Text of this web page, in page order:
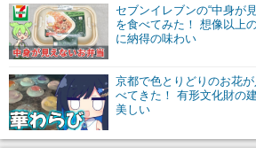
セブンイレブンの“中身が
を食べてみた！ 想像以上
に納得の味わい
京都で色とりどりのお花
べてきた！ 有形文化財の
美しい